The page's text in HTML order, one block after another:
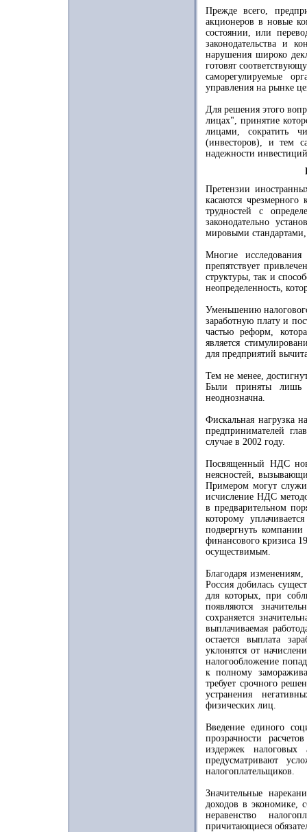
Прежде всего,
акционеров в новые
состоянии, или
законодательства и
нарушения широко
готовят
саморегулируемые
управления на рынке
Для решения этого
лицах", принятие
лицами, сократить
(инвесторов), и тем
надежности
Претензии
касаются
трудностей с
законодательно
мировыми
Многие
препятствует
структуры, так и
неопределенность,
Уменьшению
заработную плату и
частью реформ,
является
для предприятий
Тем не менее,
Были приняты лишь
неоднозначна.
Фискальная нагрузка
предпринимателей
случае в 2002 году.
Посвященный НДС
неясностей,
Примером могут
исчисление НДС
в предварительном
которому
подвергнуть
финансового кризиса
осуществимым.
Благодаря
Россия добилась
для которых, при
появляются
сохраняется
выплачиваемая
остается выплата
уклонятся от
налогообложение
к полному
требует срочного
устранения
физических лиц.
Введение единого
прозрачности
издержек
предусматривают
налогоплательщиков.
Значительные
доходов в экономике,
неравенство
причитающиеся